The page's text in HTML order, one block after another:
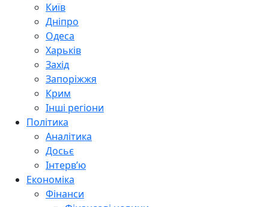
Київ
Дніпро
Одеса
Харьків
Захід
Запоріжжя
Крим
Інші регіони
Політика
Аналітика
Досьє
Інтерв’ю
Економіка
Фінанси